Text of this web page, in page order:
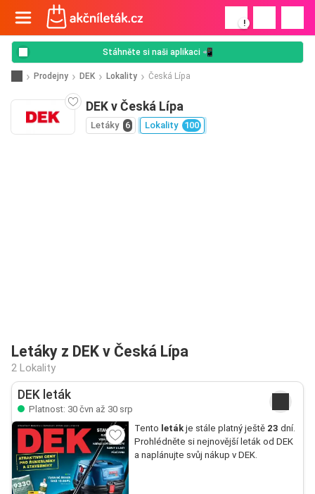
!
Stáhněte si naši aplikaci 📲
Prodejny DEK Lokality Česká Lípa
DEK v Česká Lípa
Letáky 6 Lokality 100
Letáky z DEK v Česká Lípa
2 Lokality
DEK leták
Platnost: 30 čvn až 30 srp
Tento letákje stále platný ještě 23 dní.
Prohlédněte si nejnovější leták od DEK
a naplánujte svůj nákup v DEK.